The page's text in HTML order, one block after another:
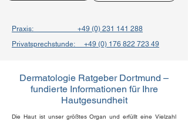
Praxis: +49 (0) 231 141 288
Privatsprechstunde: +49 (0) 176 822 723 49
Dermatologie Ratgeber Dortmund –
fundierte Informationen für Ihre
Hautgesundheit
Die Haut ist unser größtes Organ und erfüllt eine Vielzahl